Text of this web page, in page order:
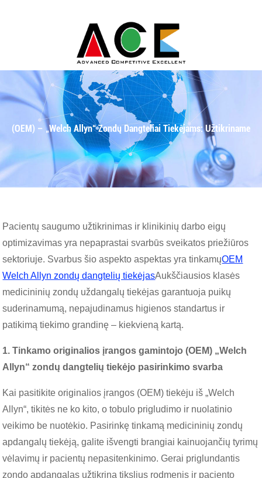
(OEM) – „Welch Allyn“ Zondų Dangteliai Tiekėjams: Užtikriname
Nepriekaištingą Sveikatos Priežiūrą.
Pacientų saugumo užtikrinimas ir klinikinių darbo eigų
optimizavimas yra nepaprastai svarbūs sveikatos priežiūros
sektoriuje. Svarbus šio aspekto aspektas yra tinkamųOEM
Welch Allyn zondų dangtelių tiekėjasAukščiausios klasės
medicininių zondų uždangalų tiekėjas garantuoja puikų
suderinamumą, nepajudinamus higienos standartus ir
patikimą tiekimo grandinę – kiekvieną kartą.
1. Tinkamo originalios įrangos gamintojo (OEM) „Welch
Allyn“ zondų dangtelių tiekėjo pasirinkimo svarba
Kai pasitikite originalios įrangos (OEM) tiekėju iš „Welch
Allyn“, tikitės ne ko kito, o tobulo prigludimo ir nuolatinio
veikimo be nuotėkio. Pasirinkę tinkamą medicininių zondų
apdangalų tiekėją, galite išvengti brangiai kainuojančių tyrimų
vėlavimų ir pacientų nepasitenkinimo. Gerai priglundantis
zondo apdangalas užtikrina tikslius rodmenis ir paciento